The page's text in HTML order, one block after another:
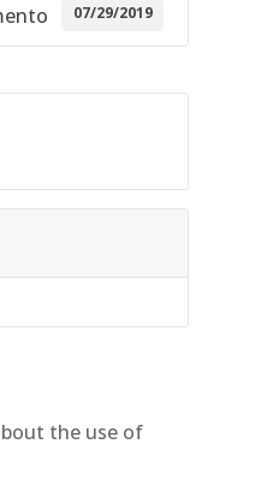
07/29/2019
the use of